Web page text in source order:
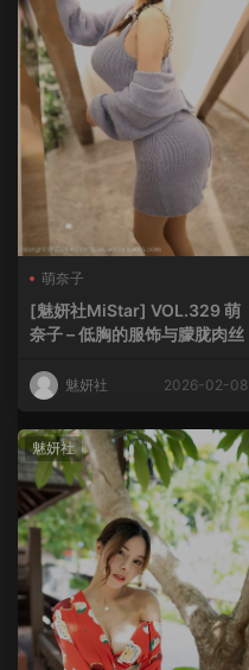
萌奈子
[魅妍社MiStar] VOL.329 萌
奈子 – 低胸的服饰与朦胧肉丝
魅妍社 2026-02-08
魅妍社